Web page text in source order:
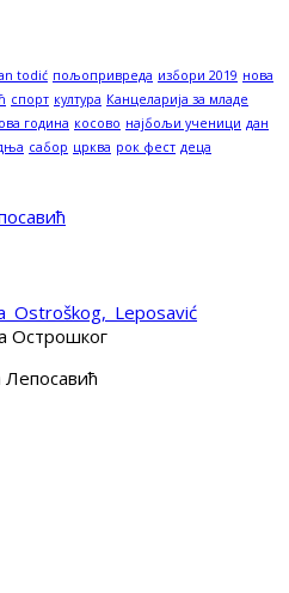
todić пољопривреда избори 2019 нова
спорт култура Канцеларија за младе
година косово најбољи ученици дан
сабор црква рок фест деца
Острошког